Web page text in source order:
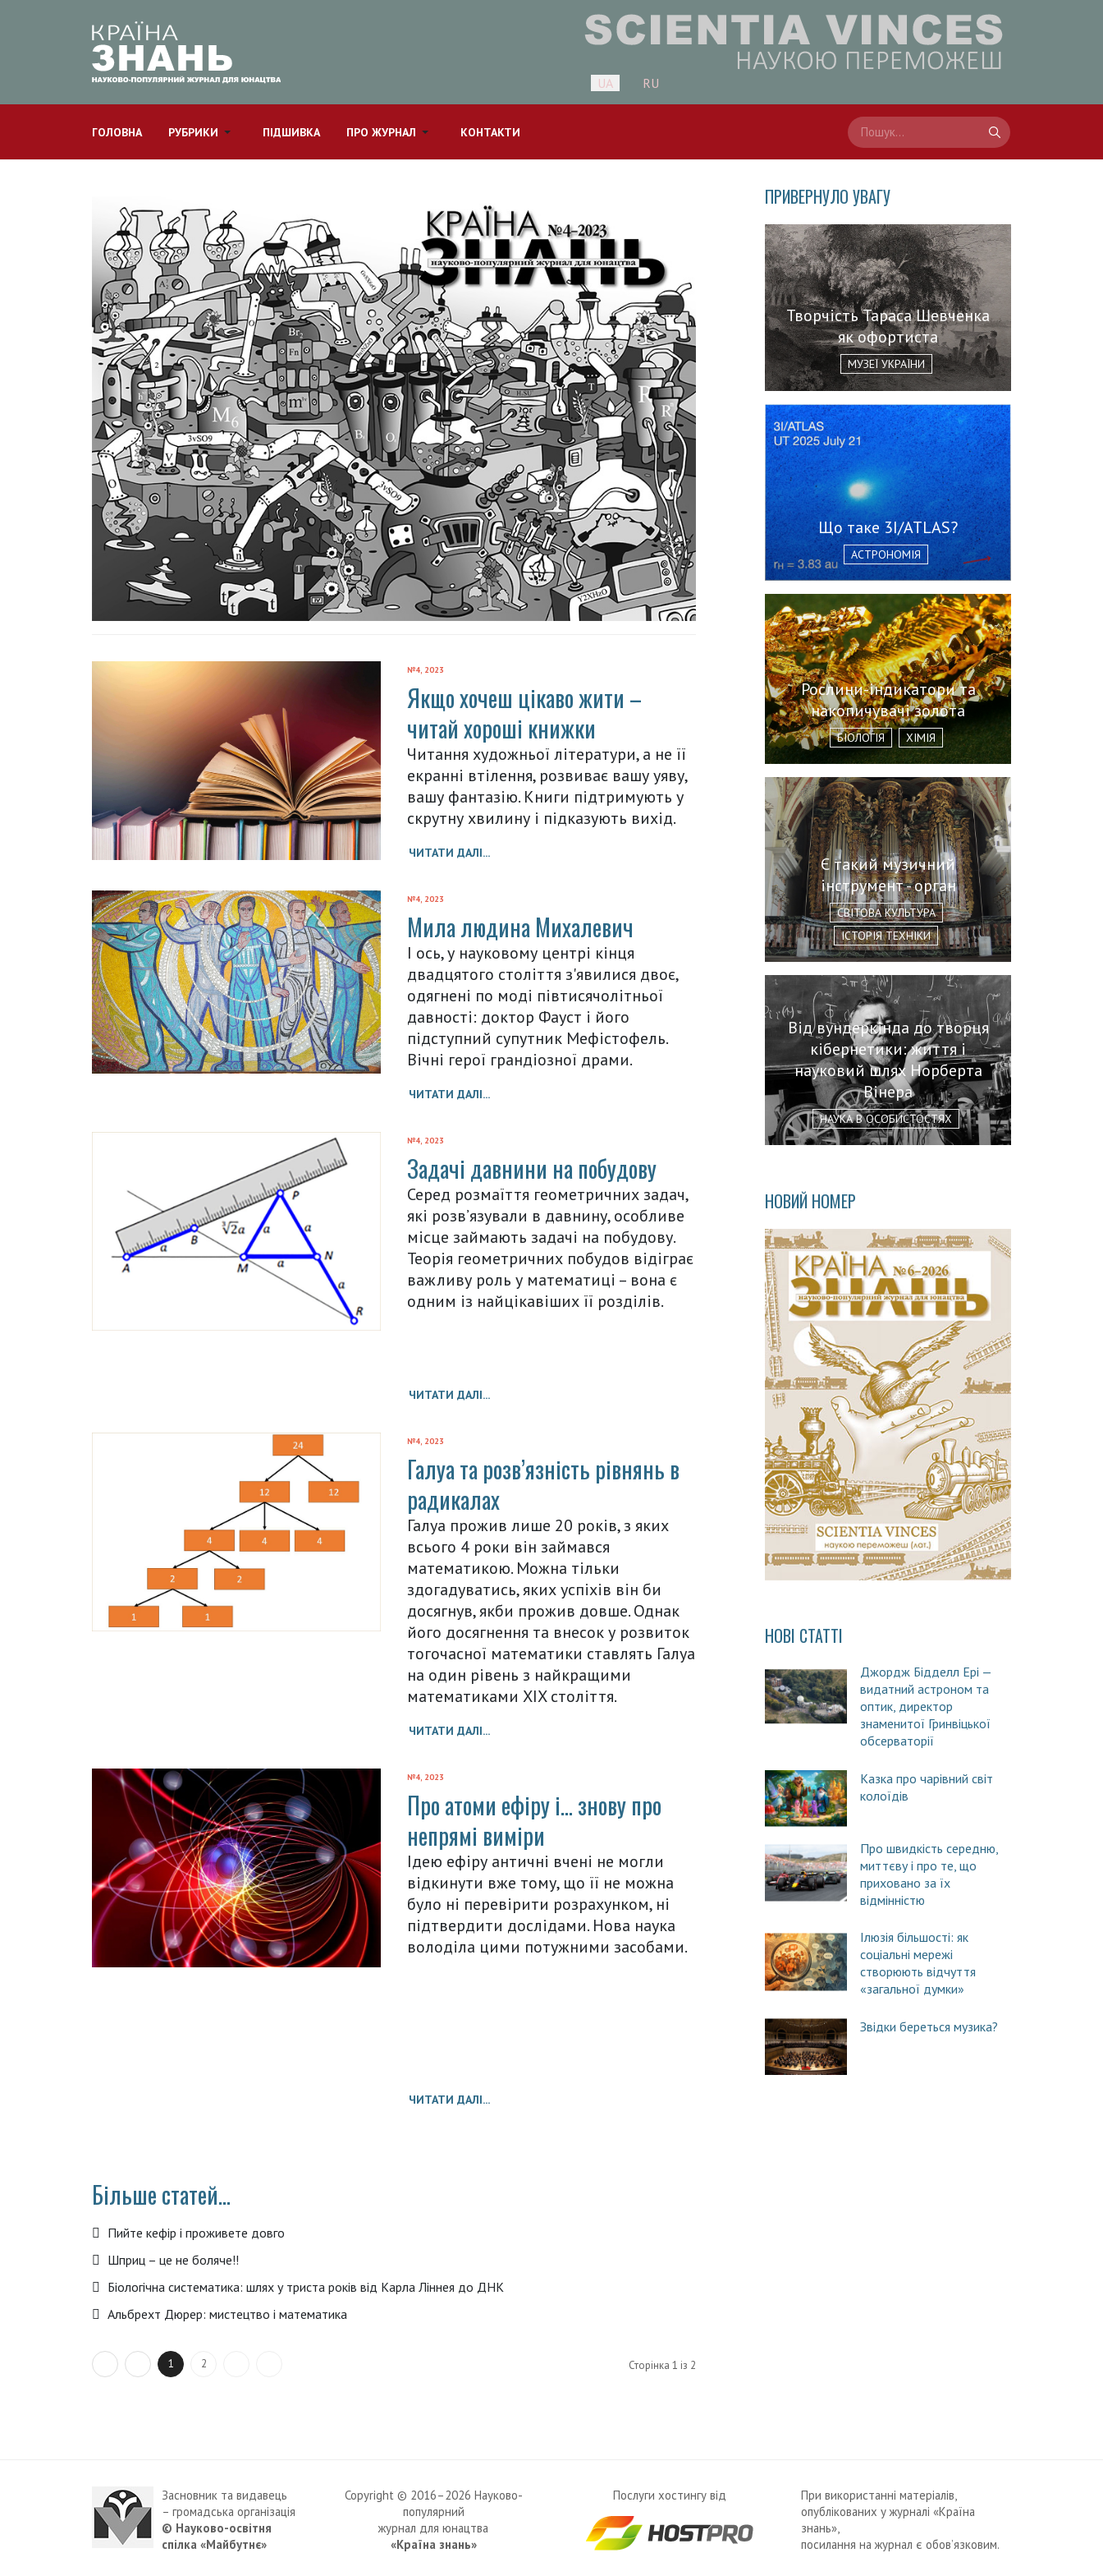
Оберіть свою мову
UA RU
ГОЛОВНА РУБРИКИ ПІДШИВКА ПРО ЖУРНАЛ КОНТАКТИ
№4, 2023
Якщо хочеш цікаво жити –
читай хороші книжки
Читання художньої літератури, а не її
екранні втілення, розвиває вашу уяву,
вашу фантазію. Книги підтримують у
скрутну хвилину і підказують вихід.
ЧИТАТИ ДАЛІ...
№4, 2023
Мила людина Михалевич
І ось, у науковому центрі кінця
двадцятого століття з'явилися двоє,
одягнені по моді півтисячолітньої
давності: доктор Фауст і його
підступний супутник Мефістофель.
Вічні герої грандіозної драми.
ЧИТАТИ ДАЛІ...
№4, 2023
Задачі давнини на побудову
Серед розмаїття геометричних задач,
які розв’язували в давнину, особливе
місце займають задачі на побудову.
Теорія геометричних побудов відіграє
важливу роль у математиці – вона є
одним із найцікавіших її розділів.
ЧИТАТИ ДАЛІ...
№4, 2023
Галуа та розв’язність рівнянь в
радикалах
Галуа прожив лише 20 років, з яких
всього 4 роки він займався
математикою. Можна тільки
здогадуватись, яких успіхів він би
досягнув, якби прожив довше. Однак
його досягнення та внесок у розвиток
тогочасної математики ставлять Галуа
на один рівень з найкращими
математиками XIX століття.
ЧИТАТИ ДАЛІ...
№4, 2023
Про атоми ефіру і… знову про
непрямі виміри
Ідею ефіру античні вчені не могли
відкинути вже тому, що її не можна
було ні перевірити розрахунком, ні
підтвердити дослідами. Нова наука
володіла цими потужними засобами.
ЧИТАТИ ДАЛІ...
Більше статей...
Пийте кефір і проживете довго
Шприц – це не боляче!!
Біологічна систематика: шлях у триста років від Карла Ліннея до ДНК
Альбрехт Дюрер: мистецтво і математика
1 2 Сторінка 1 із 2
ПРИВЕРНУЛО УВАГУ
Творчість Тараса Шевченка
як офортиста
МУЗЕЇ УКРАЇНИ
Що таке 3I/ATLAS?
АСТРОНОМІЯ
Рослини-індикатори та
накопичувачі золота
БІОЛОГІЯ ХІМІЯ
Є такий музичний
інструмент - орган
СВІТОВА КУЛЬТУРА
ІСТОРІЯ ТЕХНІКИ
Від вундеркінда до творця
кібернетики: життя і
науковий шлях Норберта
Вінера
НАУКА В ОСОБИСТОСТЯХ
НОВИЙ НОМЕР
НОВІ СТАТТІ
Джордж Бідделл Ері —
видатний астроном та
оптик, директор
знаменитої Гринвіцької
обсерваторії
Казка про чарівний світ
колоїдів
Про швидкість середню,
миттєву і про те, що
приховано за їх
відмінністю
Ілюзія більшості: як
соціальні мережі
створюють відчуття
«загальної думки»
Звідки береться музика?
Засновник та видавець
– громадська організація
© Науково-освітня
спілка «Майбутнє»
Copyright © 2016–2026 Науково-
популярний
журнал для юнацтва
«Країна знань»
Послуги хостингу від
При використанні матеріалів,
опублікованих у журналі «Країна
знань»,
посилання на журнал є обов’язковим.